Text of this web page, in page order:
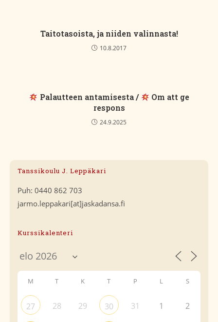
Taitotasoista, ja niiden valinnasta!
10.8.2017
Palautteen antamisesta /
Om att ge
respons
24.9.2025
Tanssikoulu J. Leppäkari
Puh: 0440 862 703
jarmo.leppakari[at]jaskadansa.fi
Kurssikalenteri
M T K T P L S
27 28 29 30 31 1 2